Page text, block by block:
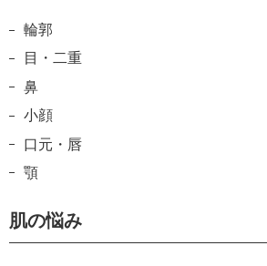
輪郭
目・二重
鼻
小顔
口元・唇
顎
肌の悩み